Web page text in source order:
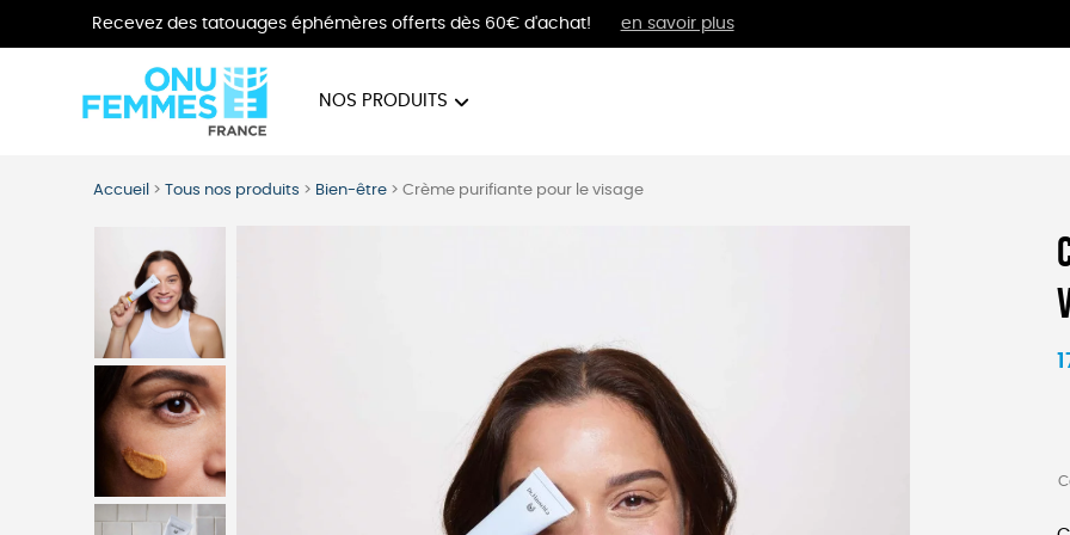
Recevez des tatouages éphémères offerts dès 60€ d'achat! en savoir plus
NOS PRODUITS
Accueil >Tous nos produits > Bien-être >Crème purifiante pour le visage